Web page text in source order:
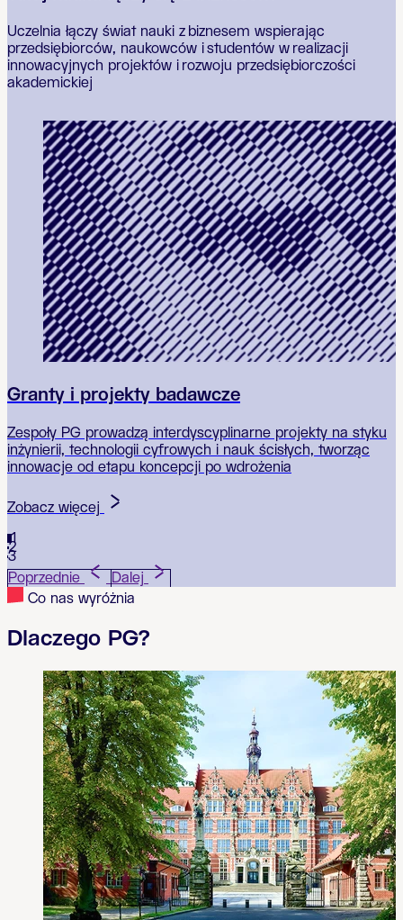
Uczelnia łączy świat nauki z biznesem wspierając
przedsiębiorców, naukowców i studentów w realizacji
innowacyjnych projektów i rozwoju przedsiębiorczości
akademickiej
Granty i projekty badawcze
Zespoły PG prowadzą interdyscyplinarne projekty na styku
inżynierii, technologii cyfrowych i nauk ścisłych, tworząc
innowacje od etapu koncepcji po wdrożenia
Zobacz więcej
1
2
3
Poprzednie
Dalej
Co nas wyróżnia
Dlaczego PG?